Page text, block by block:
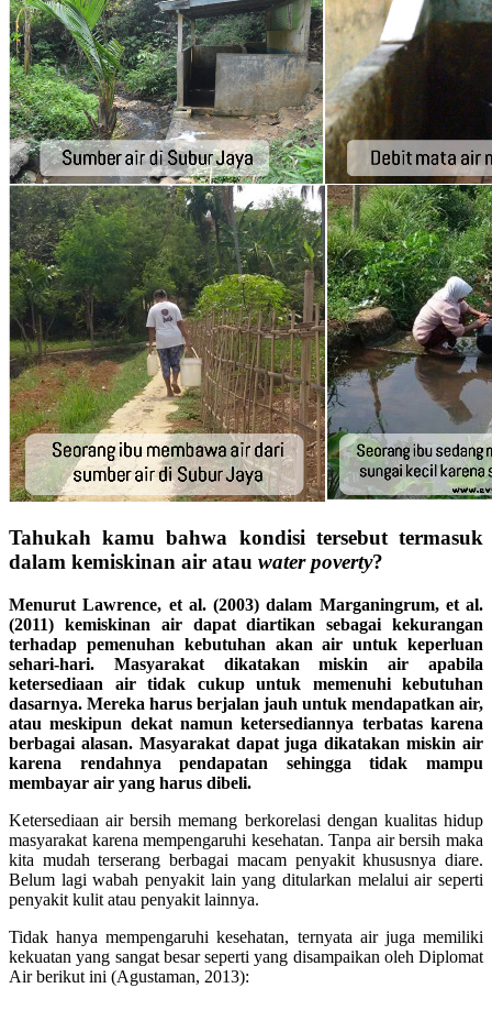
Tahukah kamu bahwa kondisi tersebut termasuk
dalam kemiskinan air atau water poverty?
MenurutLawrence, et al. (2003) dalam Marganingrum, et al.
(2011) kemiskinan air dapat diartikan sebagai kekurangan
terhadap pemenuhan kebutuhan akan air untuk keperluan
sehari-hari. Masyarakat dikatakan miskin air apabila
ketersediaan air tidak cukup untuk memenuhi kebutuhan
dasarnya. Mereka harus berjalan jauh untuk mendapatkan air,
atau meskipun dekat namun ketersediannya terbatas karena
berbagai alasan. Masyarakat dapat juga dikatakan miskin air
karena rendahnya pendapatan sehingga tidak mampu
membayar air yang harus dibeli.
Ketersediaan air bersih memang berkorelasi dengan kualitas hidup
masyarakat karena mempengaruhi kesehatan. Tanpa air bersih maka
kita mudah terserang berbagai macam penyakit khususnya diare.
Belum lagi wabah penyakit lain yang ditularkan melalui air seperti
penyakit kulit atau penyakit lainnya.
Tidak hanya mempengaruhi kesehatan, ternyata air juga memiliki
kekuatan yang sangat besar seperti yang disampaikan oleh Diplomat
Air berikut ini (Agustaman, 2013):